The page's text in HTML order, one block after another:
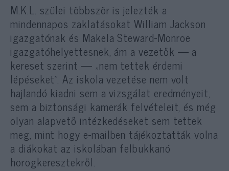
M.K.L. szülei többször is jelezték a
mindennapos zaklatásokat William Jackson
igazgatónak és Makela Steward-Monroe
igazgatóhelyettesnek, ám a vezetők — a
kereset szerint — „nem tettek érdemi
lépéseket”. Az iskola vezetése nem volt
hajlandó kiadni sem a vizsgálat eredményeit,
sem a biztonsági kamerák felvételeit, és még
olyan alapvető intézkedéseket sem tettek
meg, mint hogy e-mailben tájékoztatták volna
a diákokat az iskolában felbukkanó
horogkeresztekről.